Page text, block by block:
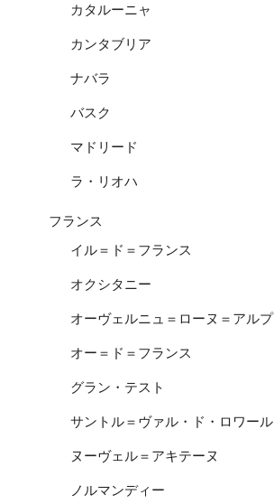
カタルーニャ
カンタブリア
ナバラ
バスク
マドリード
ラ・リオハ
フランス
イル＝ド＝フランス
オクシタニー
オーヴェルニュ＝ローヌ＝アルプ
オー＝ド＝フランス
グラン・テスト
サントル＝ヴァル・ド・ロワール
ヌーヴェル＝アキテーヌ
ノルマンディー